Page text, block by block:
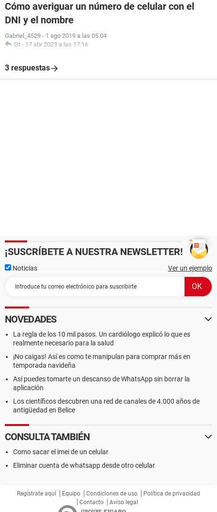
Cómo averiguar un número de celular con el
DNI y el nombre
Gabriel_4529 - 1 ago 2019 a las 05:04
Gt - 17 abr 2023 a las 17:16
3 respuestas
¡SUSCRÍBETE A NUESTRA NEWSLETTER!
Noticias Ver un ejemplo
NOVEDADES
La regla de los 10 mil pasos. Un cardiólogo explicó lo que es
realmente necesario para la salud
¡No caigas! Así es como te manipulan para comprar más en
temporada navideña
Así puedes tomarte un descanso de WhatsApp sin borrar la
aplicación
Los científicos descubren una red de canales de 4.000 años de
antigüedad en Belice
CONSULTA TAMBIÉN
Como sacar el imei de un celular
Eliminar cuenta de whatsapp desde otro celular
Regístrate aquí Equipo Condiciones de uso
Política de privacidad
Contacto
Aviso legal